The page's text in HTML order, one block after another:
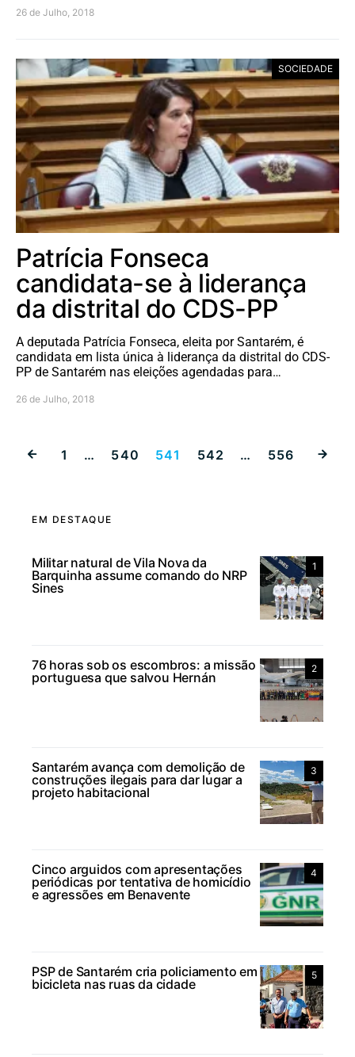
26 de Julho, 2018
SOCIEDADE
Patrícia Fonseca
candidata-se à liderança
da distrital do CDS-PP
A deputada Patrícia Fonseca, eleita por Santarém, é
candidata em lista única à liderança da distrital do CDS-
PP de Santarém nas eleições agendadas para…
26 de Julho, 2018
Paginação
1 … 540 541 542 … 556
EM DESTAQUE
1
Militar natural de Vila Nova da
Barquinha assume comando do NRP
Sines
2
76 horas sob os escombros: a missão
portuguesa que salvou Hernán
3
Santarém avança com demolição de
construções ilegais para dar lugar a
projeto habitacional
4
Cinco arguidos com apresentações
periódicas por tentativa de homicídio
e agressões em Benavente
5
PSP de Santarém cria policiamento em
bicicleta nas ruas da cidade